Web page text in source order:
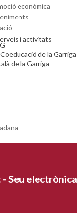
econòmica
i activitats
de la Garriga
de la Garriga
Seu electrònica